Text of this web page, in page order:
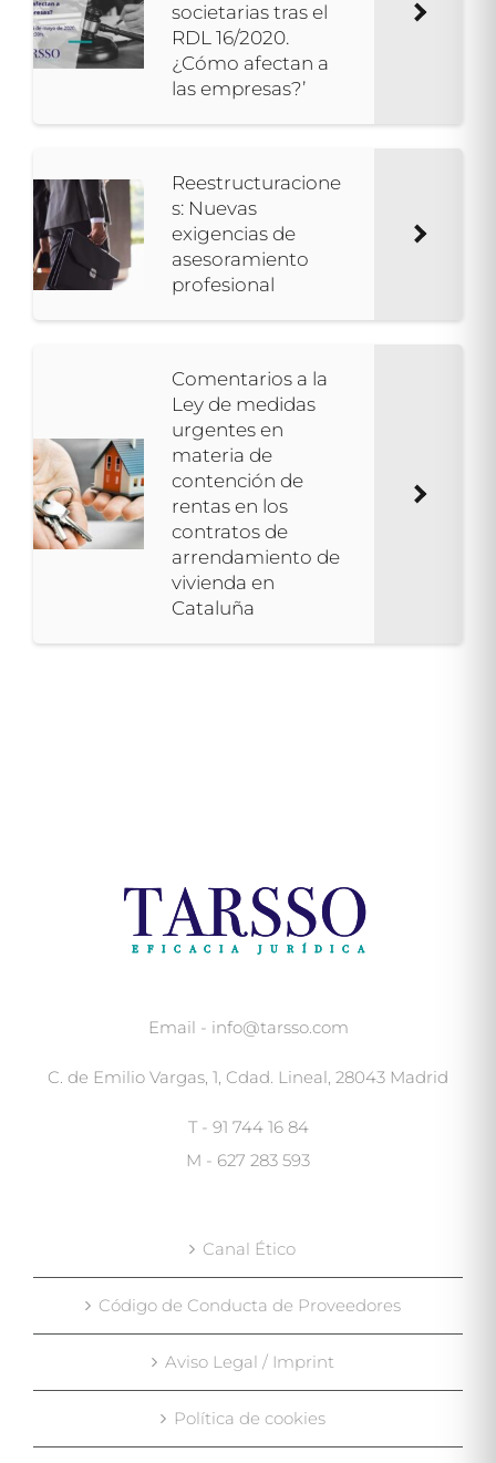
societarias tras el
RDL 16/2020.
¿Cómo afectan a
las empresas?’
Reestructuracione
s: Nuevas
exigencias de
asesoramiento
profesional
Comentarios a la
Ley de medidas
urgentes en
materia de
contención de
rentas en los
contratos de
arrendamiento de
vivienda en
Cataluña
Email - info@tarsso.com
C. de Emilio Vargas, 1, Cdad. Lineal, 28043 Madrid
T - 91 744 16 84
M - 627 283 593
Canal Ético
Código de Conducta de Proveedores
Aviso Legal / Imprint
Política de cookies